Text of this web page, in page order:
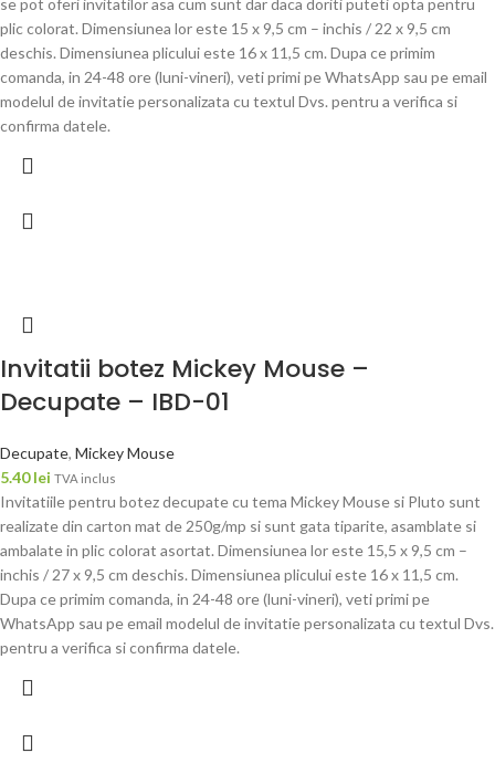
se pot oferi invitatilor asa cum sunt dar daca doriti puteti opta pentru
plic colorat. Dimensiunea lor este 15 x 9,5 cm – inchis / 22 x 9,5 cm
deschis. Dimensiunea plicului este 16 x 11,5 cm. Dupa ce primim
comanda, in 24-48 ore (luni-vineri), veti primi pe WhatsApp sau pe email
modelul de invitatie personalizata cu textul Dvs. pentru a verifica si
confirma datele.
Invitatii botez Mickey Mouse –
Decupate – IBD-01
Decupate, Mickey Mouse
5.40lei TVA inclus
Invitatiile pentru botez decupate cu tema Mickey Mouse si Pluto sunt
realizate din carton mat de 250g/mp si sunt gata tiparite, asamblate si
ambalate in plic colorat asortat. Dimensiunea lor este 15,5 x 9,5 cm –
inchis / 27 x 9,5 cm deschis. Dimensiunea plicului este 16 x 11,5 cm.
Dupa ce primim comanda, in 24-48 ore (luni-vineri), veti primi pe
WhatsApp sau pe email modelul de invitatie personalizata cu textul Dvs.
pentru a verifica si confirma datele.